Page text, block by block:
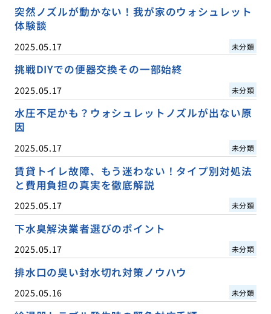
突然ノズルが動かない！我が家のウォシュレット
体験談
2025.05.17 未分類
挑戦DIYでの便器交換その一部始終
2025.05.17 未分類
水圧不足かも？ウォシュレットノズルが出ない原
因
2025.05.17 未分類
賃貸トイレ故障、もう迷わない！タイプ別対処法
と費用負担の真実を徹底解説
2025.05.17 未分類
下水臭解決業者選びのポイント
2025.05.17 未分類
排水口の臭い封水切れ対策ノウハウ
2025.05.16 未分類